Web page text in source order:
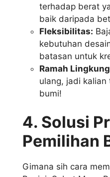
terhadap berat
baik daripada
Fleksibilitas:
kebutuhan
batasan untuk
Ramah
ulang, jadi
bumi!
4. Solusi
Pemilihan
Gimana sih cara